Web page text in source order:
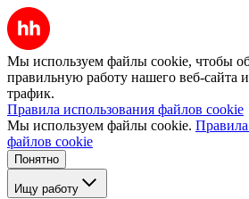
Мы используем файлы cookie, чтобы
правильную работу нашего веб-сайта
трафик.
Правила использования файлов cookie
Мы используем файлы cookie.
файлов cookie
Понятно
Ищу работу